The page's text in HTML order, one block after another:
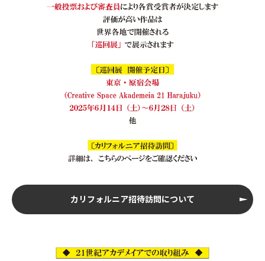
カリフォルニア招待訪問について